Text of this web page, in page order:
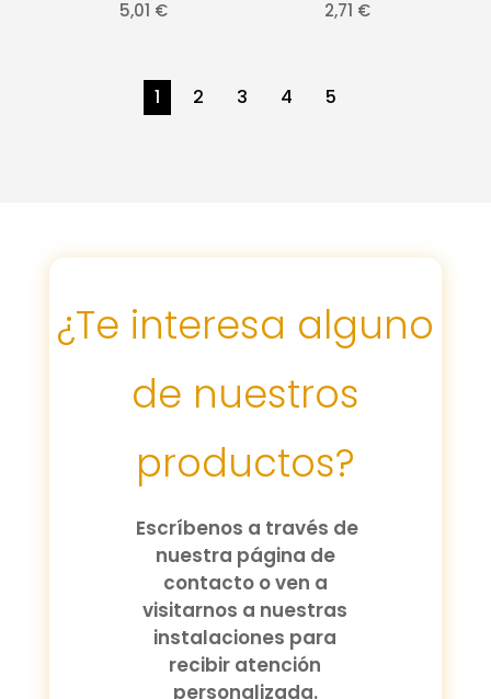
5,01 €
2,71 €
1 2 3 4 5
¿Te interesa alguno
de nuestros
productos?
Escríbenos a través de
nuestra página de
contacto o ven a
visitarnos a nuestras
instalaciones para
recibir atención
personalizada.